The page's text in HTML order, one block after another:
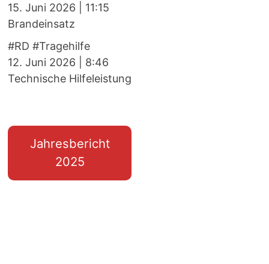
15. Juni 2026
11:15
Brandeinsatz
#RD #Tragehilfe
12. Juni 2026
8:46
Technische Hilfeleistung
Jahresbericht
2025